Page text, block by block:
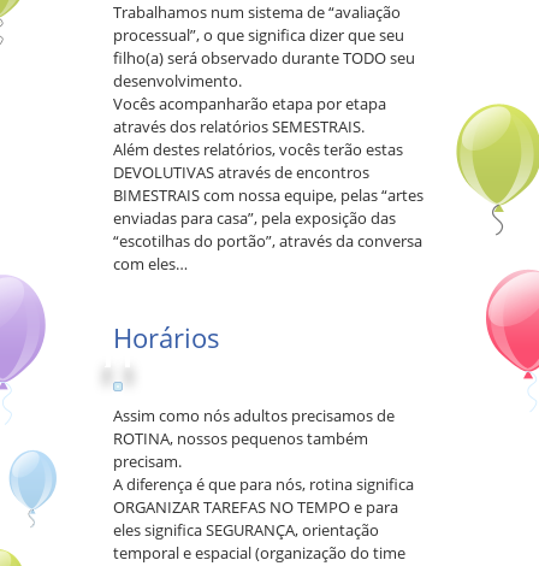
Trabalhamos num sistema de “avaliação
processual”, o que significa dizer que seu
filho(a) será observado durante TODO seu
desenvolvimento.
Vocês acompanharão etapa por etapa
através dos relatórios SEMESTRAIS.
Além destes relatórios, vocês terão estas
DEVOLUTIVAS através de encontros
BIMESTRAIS com nossa equipe, pelas “artes
enviadas para casa”, pela exposição das
“escotilhas do portão”, através da conversa
com eles…
Horários
Assim como nós adultos precisamos de
ROTINA, nossos pequenos também
precisam.
A diferença é que para nós, rotina significa
ORGANIZAR TAREFAS NO TEMPO e para
eles significa SEGURANÇA, orientação
temporal e espacial (organização do time